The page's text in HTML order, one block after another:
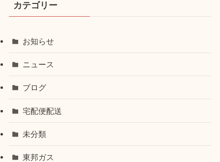
カテゴリー
お知らせ
ニュース
ブログ
宅配便配送
未分類
東邦ガス